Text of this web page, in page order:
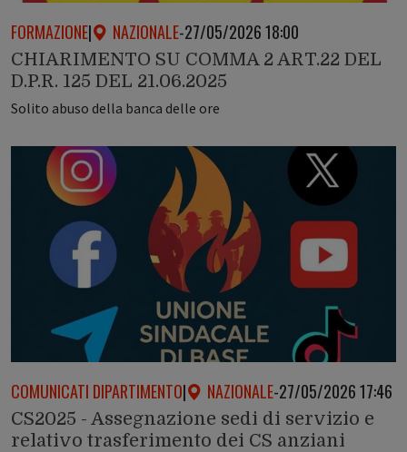
FORMAZIONE| NAZIONALE-27/05/2026 18:00
CHIARIMENTO SU COMMA 2 ART.22 DEL
D.P.R. 125 DEL 21.06.2025
Solito abuso della banca delle ore
COMUNICATI DIPARTIMENTO| NAZIONALE-27/05/2026 17:46
CS2025 - Assegnazione sedi di servizio e
relativo trasferimento dei CS anziani